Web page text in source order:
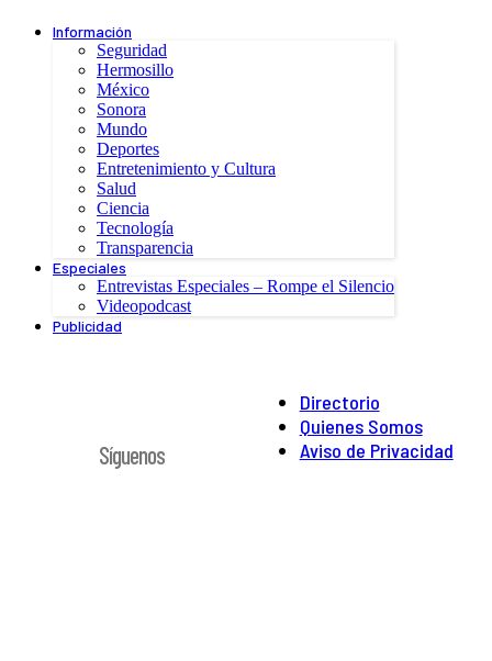
Información
Seguridad
Hermosillo
México
Sonora
Mundo
Deportes
Entretenimiento y Cultura
Salud
Ciencia
Tecnología
Transparencia
Especiales
Entrevistas Especiales – Rompe el Silencio
Videopodcast
Publicidad
Directorio
Quienes Somos
Aviso de Privacidad
Síguenos